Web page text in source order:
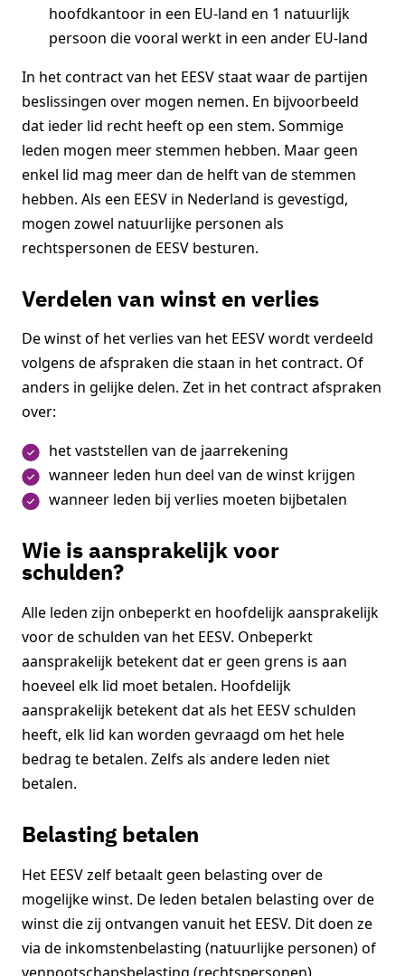
hoofdkantoor in een EU-land en 1 natuurlijk
persoon die vooral werkt in een ander EU-land
In het contract van het EESV staat waar de partijen
beslissingen over mogen nemen. En bijvoorbeeld
dat ieder lid recht heeft op een stem. Sommige
leden mogen meer stemmen hebben. Maar geen
enkel lid mag meer dan de helft van de stemmen
hebben. Als een EESV in Nederland is gevestigd,
mogen zowel natuurlijke personen als
rechtspersonen de EESV besturen.
Verdelen van winst en verlies
De winst of het verlies van het EESV wordt verdeeld
volgens de afspraken die staan in het contract. Of
anders in gelijke delen. Zet in het contract afspraken
over:
het vaststellen van de jaarrekening
wanneer leden hun deel van de winst krijgen
wanneer leden bij verlies moeten bijbetalen
Wie is aansprakelijk voor
schulden?
Alle leden zijn onbeperkt en hoofdelijk aansprakelijk
voor de schulden van het EESV. Onbeperkt
aansprakelijk betekent dat er geen grens is aan
hoeveel elk lid moet betalen. Hoofdelijk
aansprakelijk betekent dat als het EESV schulden
heeft, elk lid kan worden gevraagd om het hele
bedrag te betalen. Zelfs als andere leden niet
betalen.
Belasting betalen
Het EESV zelf betaalt geen belasting over de
mogelijke winst. De leden betalen belasting over de
winst die zij ontvangen vanuit het EESV. Dit doen ze
via de inkomstenbelasting (natuurlijke personen) of